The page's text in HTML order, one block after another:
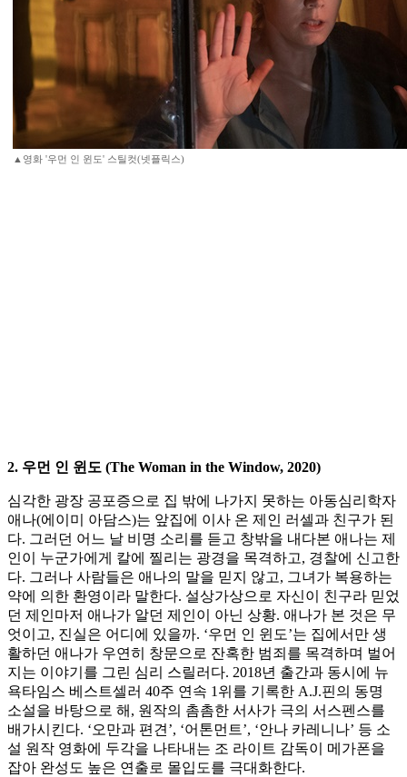
▲영화 '우먼 인 윈도' 스틸컷(넷플릭스)
2. 우먼 인 윈도 (The Woman in the Window, 2020)
심각한 광장 공포증으로 집 밖에 나가지 못하는 아동심리학자
애나(에이미 아담스)는 앞집에 이사 온 제인 러셀과 친구가 된
다. 그러던 어느 날 비명 소리를 듣고 창밖을 내다본 애나는 제
인이 누군가에게 칼에 찔리는 광경을 목격하고, 경찰에 신고한
다. 그러나 사람들은 애나의 말을 믿지 않고, 그녀가 복용하는
약에 의한 환영이라 말한다. 설상가상으로 자신이 친구라 믿었
던 제인마저 애나가 알던 제인이 아닌 상황. 애나가 본 것은 무
엇이고, 진실은 어디에 있을까. ‘우먼 인 윈도’는 집에서만 생
활하던 애나가 우연히 창문으로 잔혹한 범죄를 목격하며 벌어
지는 이야기를 그린 심리 스릴러다. 2018년 출간과 동시에 뉴
욕타임스 베스트셀러 40주 연속 1위를 기록한 A.J.핀의 동명
소설을 바탕으로 해, 원작의 촘촘한 서사가 극의 서스펜스를
배가시킨다. ‘오만과 편견’, ‘어톤먼트’, ‘안나 카레니나’ 등 소
설 원작 영화에 두각을 나타내는 조 라이트 감독이 메가폰을
잡아 완성도 높은 연출로 몰입도를 극대화한다.